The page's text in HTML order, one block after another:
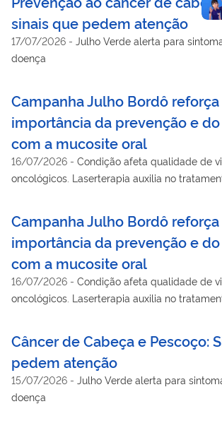
sinais que pedem atenção
17/07/2026 - Julho Verde alerta para
doença
Campanha Julho Bordô reforça
importância da prevenção e
com a mucosite oral
16/07/2026 - Condição afeta qualidade de
oncológicos. Laserterapia auxilia no
Campanha Julho Bordô reforça
importância da prevenção e
com a mucosite oral
16/07/2026 - Condição afeta qualidade de
oncológicos. Laserterapia auxilia no
Câncer de Cabeça e Pescoço:
pedem atenção
15/07/2026 - Julho Verde alerta para
doença